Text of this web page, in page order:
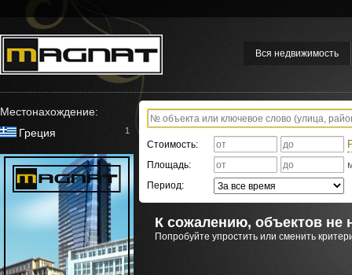
Вся недвижимость
Местонахождение:
Греция
1
Стоимость:
Площадь:
Период:
К сожалению, объектов не
Попробуйте упростить или сменить